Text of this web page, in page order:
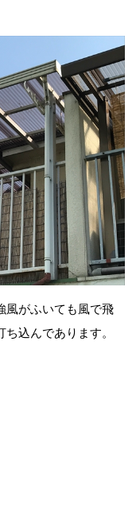
風がふいても風で飛
込んであります。